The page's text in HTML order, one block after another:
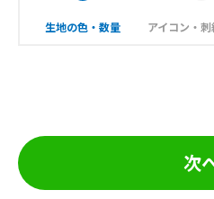
生地の色・数量 アイコン・
次